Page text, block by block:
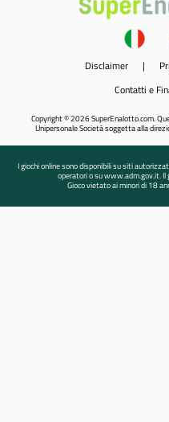
Disclaimer |
Contatti e
Copyright © 2026 SuperEnalotto.com.
Unipersonale Società soggetta alla
I giochi online sono disponibili su siti
operatori o su www.adm.gov.it. Il
Gioco vietato ai minori di 18